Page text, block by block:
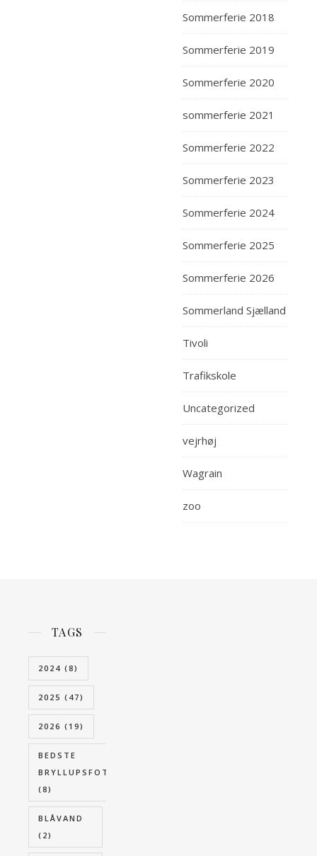
Sommerferie 2018
Sommerferie 2019
Sommerferie 2020
sommerferie 2021
Sommerferie 2022
Sommerferie 2023
Sommerferie 2024
Sommerferie 2025
Sommerferie 2026
Sommerland Sjælland
Tivoli
Trafikskole
Uncategorized
vejrhøj
Wagrain
zoo
TAGS
2024 (8)
2025 (47)
2026 (19)
BEDSTE
BRYLLUPSFOTOGRAF
(8)
BLÅVAND
(2)